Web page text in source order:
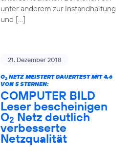
unter anderem zur Instandhaltung
und […]
21. Dezember 2018
O2NETZ MEISTERT DAUERTEST MIT 4,6
VON 5 STERNEN:
COMPUTER BILD
Leser bescheinigen
O2 Netz deutlich
verbesserte
Netzqualität